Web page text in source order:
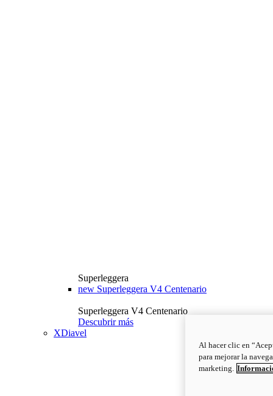
Superleggera
new Superleggera V4 Centenario
Superleggera V4 Centenario
Descubrir más
XDiavel
Al hacer clic en
para mejorar la
marketing.